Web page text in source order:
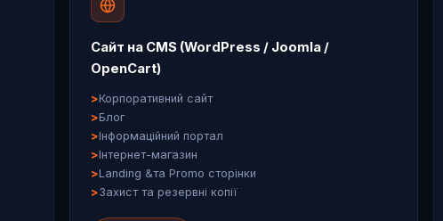
Сайт на CMS (WordPress / Joomla /
OpenCart)
Корпоративний сайт
Блог
Інформаційний портал
Інтернет-магазин
Landing &та Promo сторінки
Захист та резервні копії